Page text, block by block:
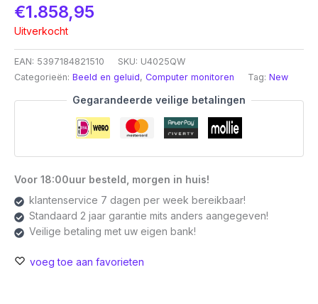
€1.858,95
Uitverkocht
EAN: 5397184821510 SKU: U4025QW
Categorieën: Beeld en geluid, Computer monitoren Tag: New
Gegarandeerde veilige betalingen
Voor 18:00uur besteld, morgen in huis!
klantenservice 7 dagen per week bereikbaar!
Standaard 2 jaar garantie mits anders aangegeven!
Veilige betaling met uw eigen bank!
voeg toe aan favorieten